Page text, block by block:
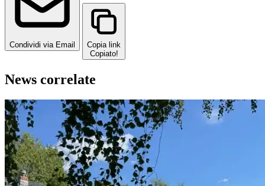
Condividi via Email
Copia link
Copiato!
News correlate